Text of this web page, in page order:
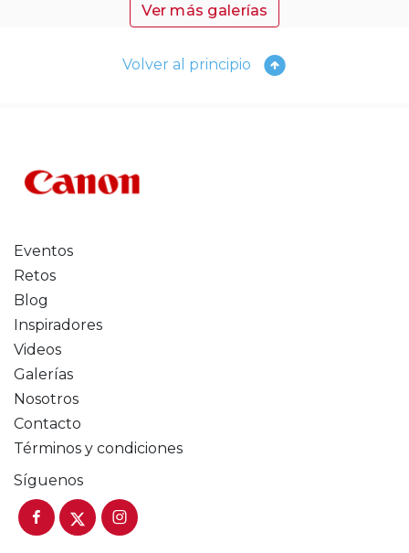
Ver más galerías
Volver al principio
Eventos
Retos
Blog
Inspiradores
Videos
Galerías
Nosotros
Contacto
Términos y condiciones
Síguenos